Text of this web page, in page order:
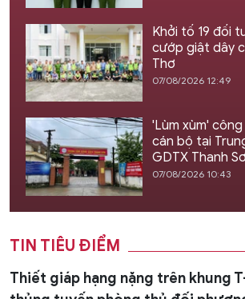
Khởi tố 19 đối
cướp giật dây
Thơ
07/08/2026 12:49
'Lùm xùm'
cán bộ tại
GDTX Thanh
07/08/2026 10:43
TIN TIÊU ĐIỂM
Thiết giáp hạng nặng trên khung